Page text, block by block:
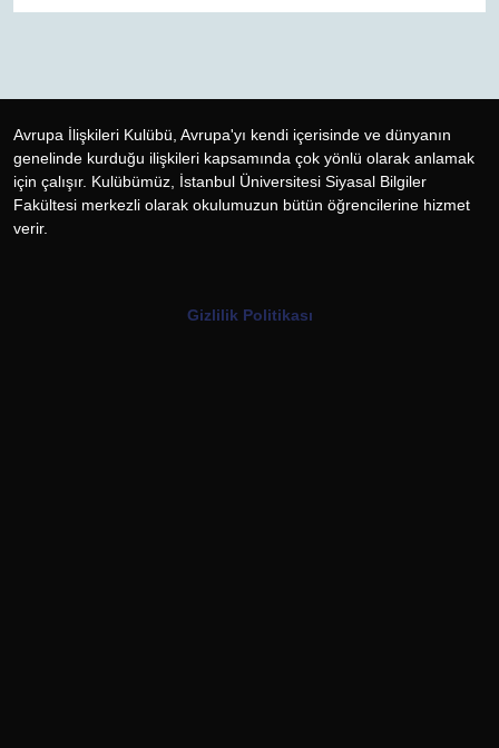
Avrupa İlişkileri Kulübü, Avrupa'yı kendi içerisinde ve dünyanın
genelinde kurduğu ilişkileri kapsamında çok yönlü olarak anlamak
için çalışır. Kulübümüz, İstanbul Üniversitesi Siyasal Bilgiler
Fakültesi merkezli olarak okulumuzun bütün öğrencilerine hizmet
verir.
Gizlilik Politikası